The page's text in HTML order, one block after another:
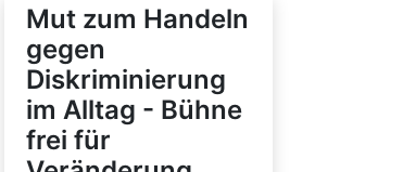
Mut zum Handeln
gegen
Diskriminierung
im Alltag - Bühne
frei für